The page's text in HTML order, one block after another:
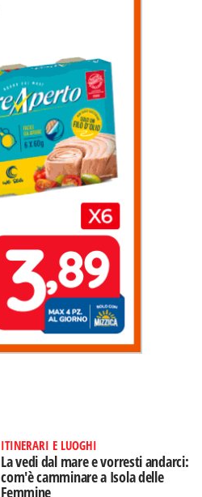
ITINERARI E LUOGHI
La vedi dal mare e vorresti andarci:
com'è camminare a Isola delle
Femmine